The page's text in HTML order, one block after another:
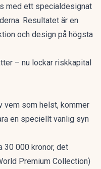
med ett specialdesignat
Resultatet är en
och design på högsta
– nu lockar riskkapital
vem som helst, kommer
en speciellt vanlig syn
30 000 kronor, det
Premium Collection)